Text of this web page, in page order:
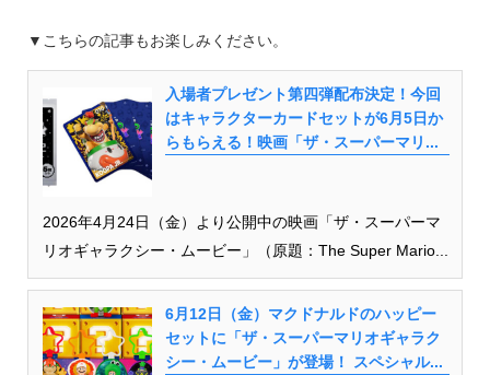
▼こちらの記事もお楽しみください。
入場者プレゼント第四弾配布決定！今回
はキャラクターカードセットが6月5日か
らもらえる！映画「ザ・スーパーマリ...
2026年4月24日（金）より公開中の映画「ザ・スーパーマ
リオギャラクシー・ムービー」（原題：The Super Mario...
6月12日（金）マクドナルドのハッピー
セットに「ザ・スーパーマリオギャラク
シー・ムービー」が登場！ スペシャル...